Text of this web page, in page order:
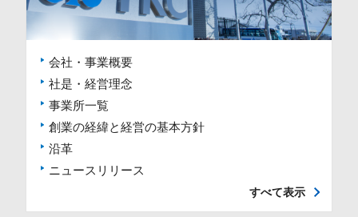
会社・事業概要
社是・経営理念
事業所一覧
創業の経緯と経営の基本方針
沿革
ニュースリリース
すべて表示